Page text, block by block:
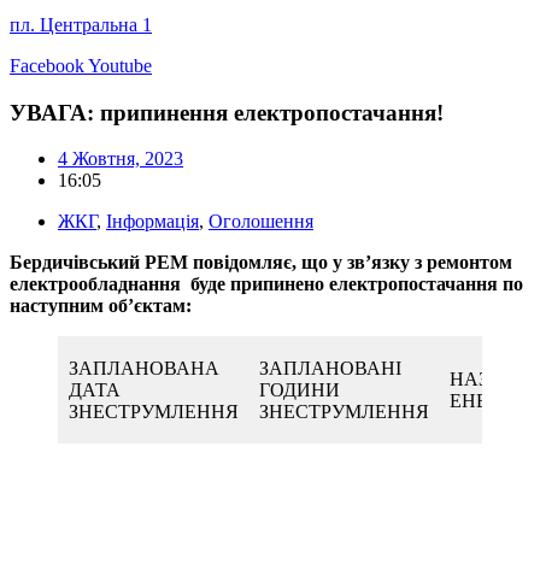
пл. Центральна 1
FacebookYoutube
УВАГА: припинення електропостачання!
4 Жовтня, 2023
16:05
ЖКГ, Інформація, Оголошення
Бердичівський РЕМ повідомляє, що у зв’язку з ремонтом
електрообладнання буде припинено електропостачання по
наступним об’єктам:
ЗАПЛАНОВАНА
ДАТА
ЗНЕСТРУМЛЕННЯ
ЗАПЛАНОВАНІ
ГОДИНИ
ЗНЕСТРУМЛЕННЯ
НАЗВА